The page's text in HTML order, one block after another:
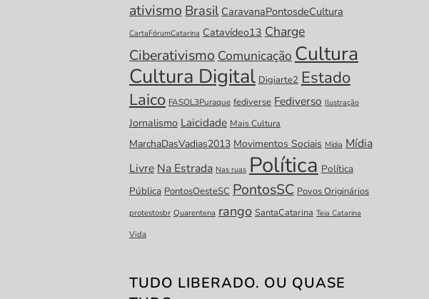
ativismo Brasil CaravanaPontosdeCultura
CartaFórumCatarina Catavídeo13 Charge
Ciberativismo Comunicação Cultura
Cultura Digital Digiarte2 Estado
Laico FASOL3Puraque fediverse Fediverso Ilustração
Jornalismo Laicidade Mais Cultura
MarchaDasVadias2013 Movimentos Sociais Mídia Mídia
Livre Na Estrada Nas ruas Política Política
Pública PontosOesteSC PontosSC Povos Originários
protestosbr Quarentena rango SantaCatarina Teia Catarina
Vida
TUDO LIBERADO. OU QUASE